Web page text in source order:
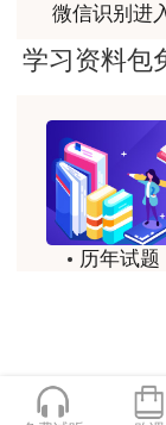
学习交流
3：
下
更多考
用户
跟着老师学习
用户
贾老师讲的很
用户m0****68
贾老师一如既
回顾整个学
网课像一位循
法、坚持行动
微信识别进
学习资料包
历年试题